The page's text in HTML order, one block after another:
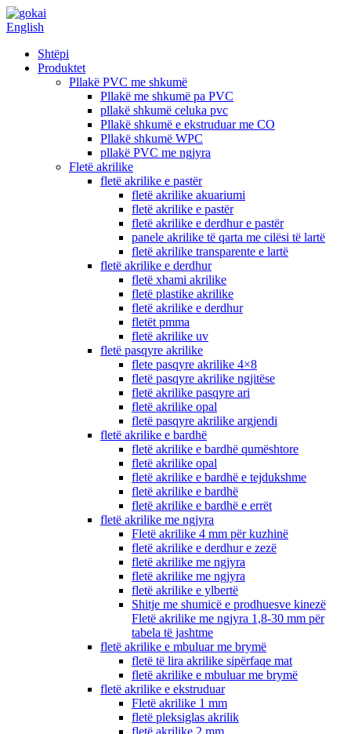
English
Shtëpi
Produktet
Pllakë PVC me shkumë
Pllakë me shkumë pa PVC
pllakë shkumë celuka pvc
Pllakë shkumë e ekstruduar me CO
Pllakë shkumë WPC
pllakë PVC me ngjyra
Fletë akrilike
fletë akrilike e pastër
fletë akrilike akuariumi
fletë akrilike e pastër
fletë akrilike e derdhur e pastër
panele akrilike të qarta me cilësi të lartë
fletë akrilike transparente e lartë
fletë akrilike e derdhur
fletë xhami akrilike
fletë plastike akrilike
fletë akrilike e derdhur
fletët pmma
fletë akrilike uv
fletë pasqyre akrilike
flete pasqyre akrilike 4×8
fletë pasqyre akrilike ngjitëse
fletë akrilike pasqyre ari
fletë akrilike opal
fletë pasqyre akrilike argjendi
fletë akrilike e bardhë
fletë akrilike e bardhë qumështore
fletë akrilike opal
fletë akrilike e bardhë e tejdukshme
fletë akrilike e bardhë
fletë akrilike e bardhë e errët
fletë akrilike me ngjyra
Fletë akrilike 4 mm për kuzhinë
fletë akrilike e derdhur e zezë
fletë akrilike me ngjyra
fletë akrilike me ngjyra
fletë akrilike e ylbertë
Shitje me shumicë e prodhuesve kinezë
Fletë akrilike me ngjyra 1,8-30 mm për
tabela të jashtme
fletë akrilike e mbuluar me brymë
fletë të lira akrilike sipërfaqe mat
fletë akrilike e mbuluar me brymë
fletë akrilike e ekstruduar
Fletë akrilike 1 mm
fletë pleksiglas akrilik
fletë akrilike 2 mm